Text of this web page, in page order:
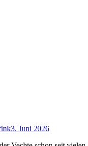
3. Juni 2026